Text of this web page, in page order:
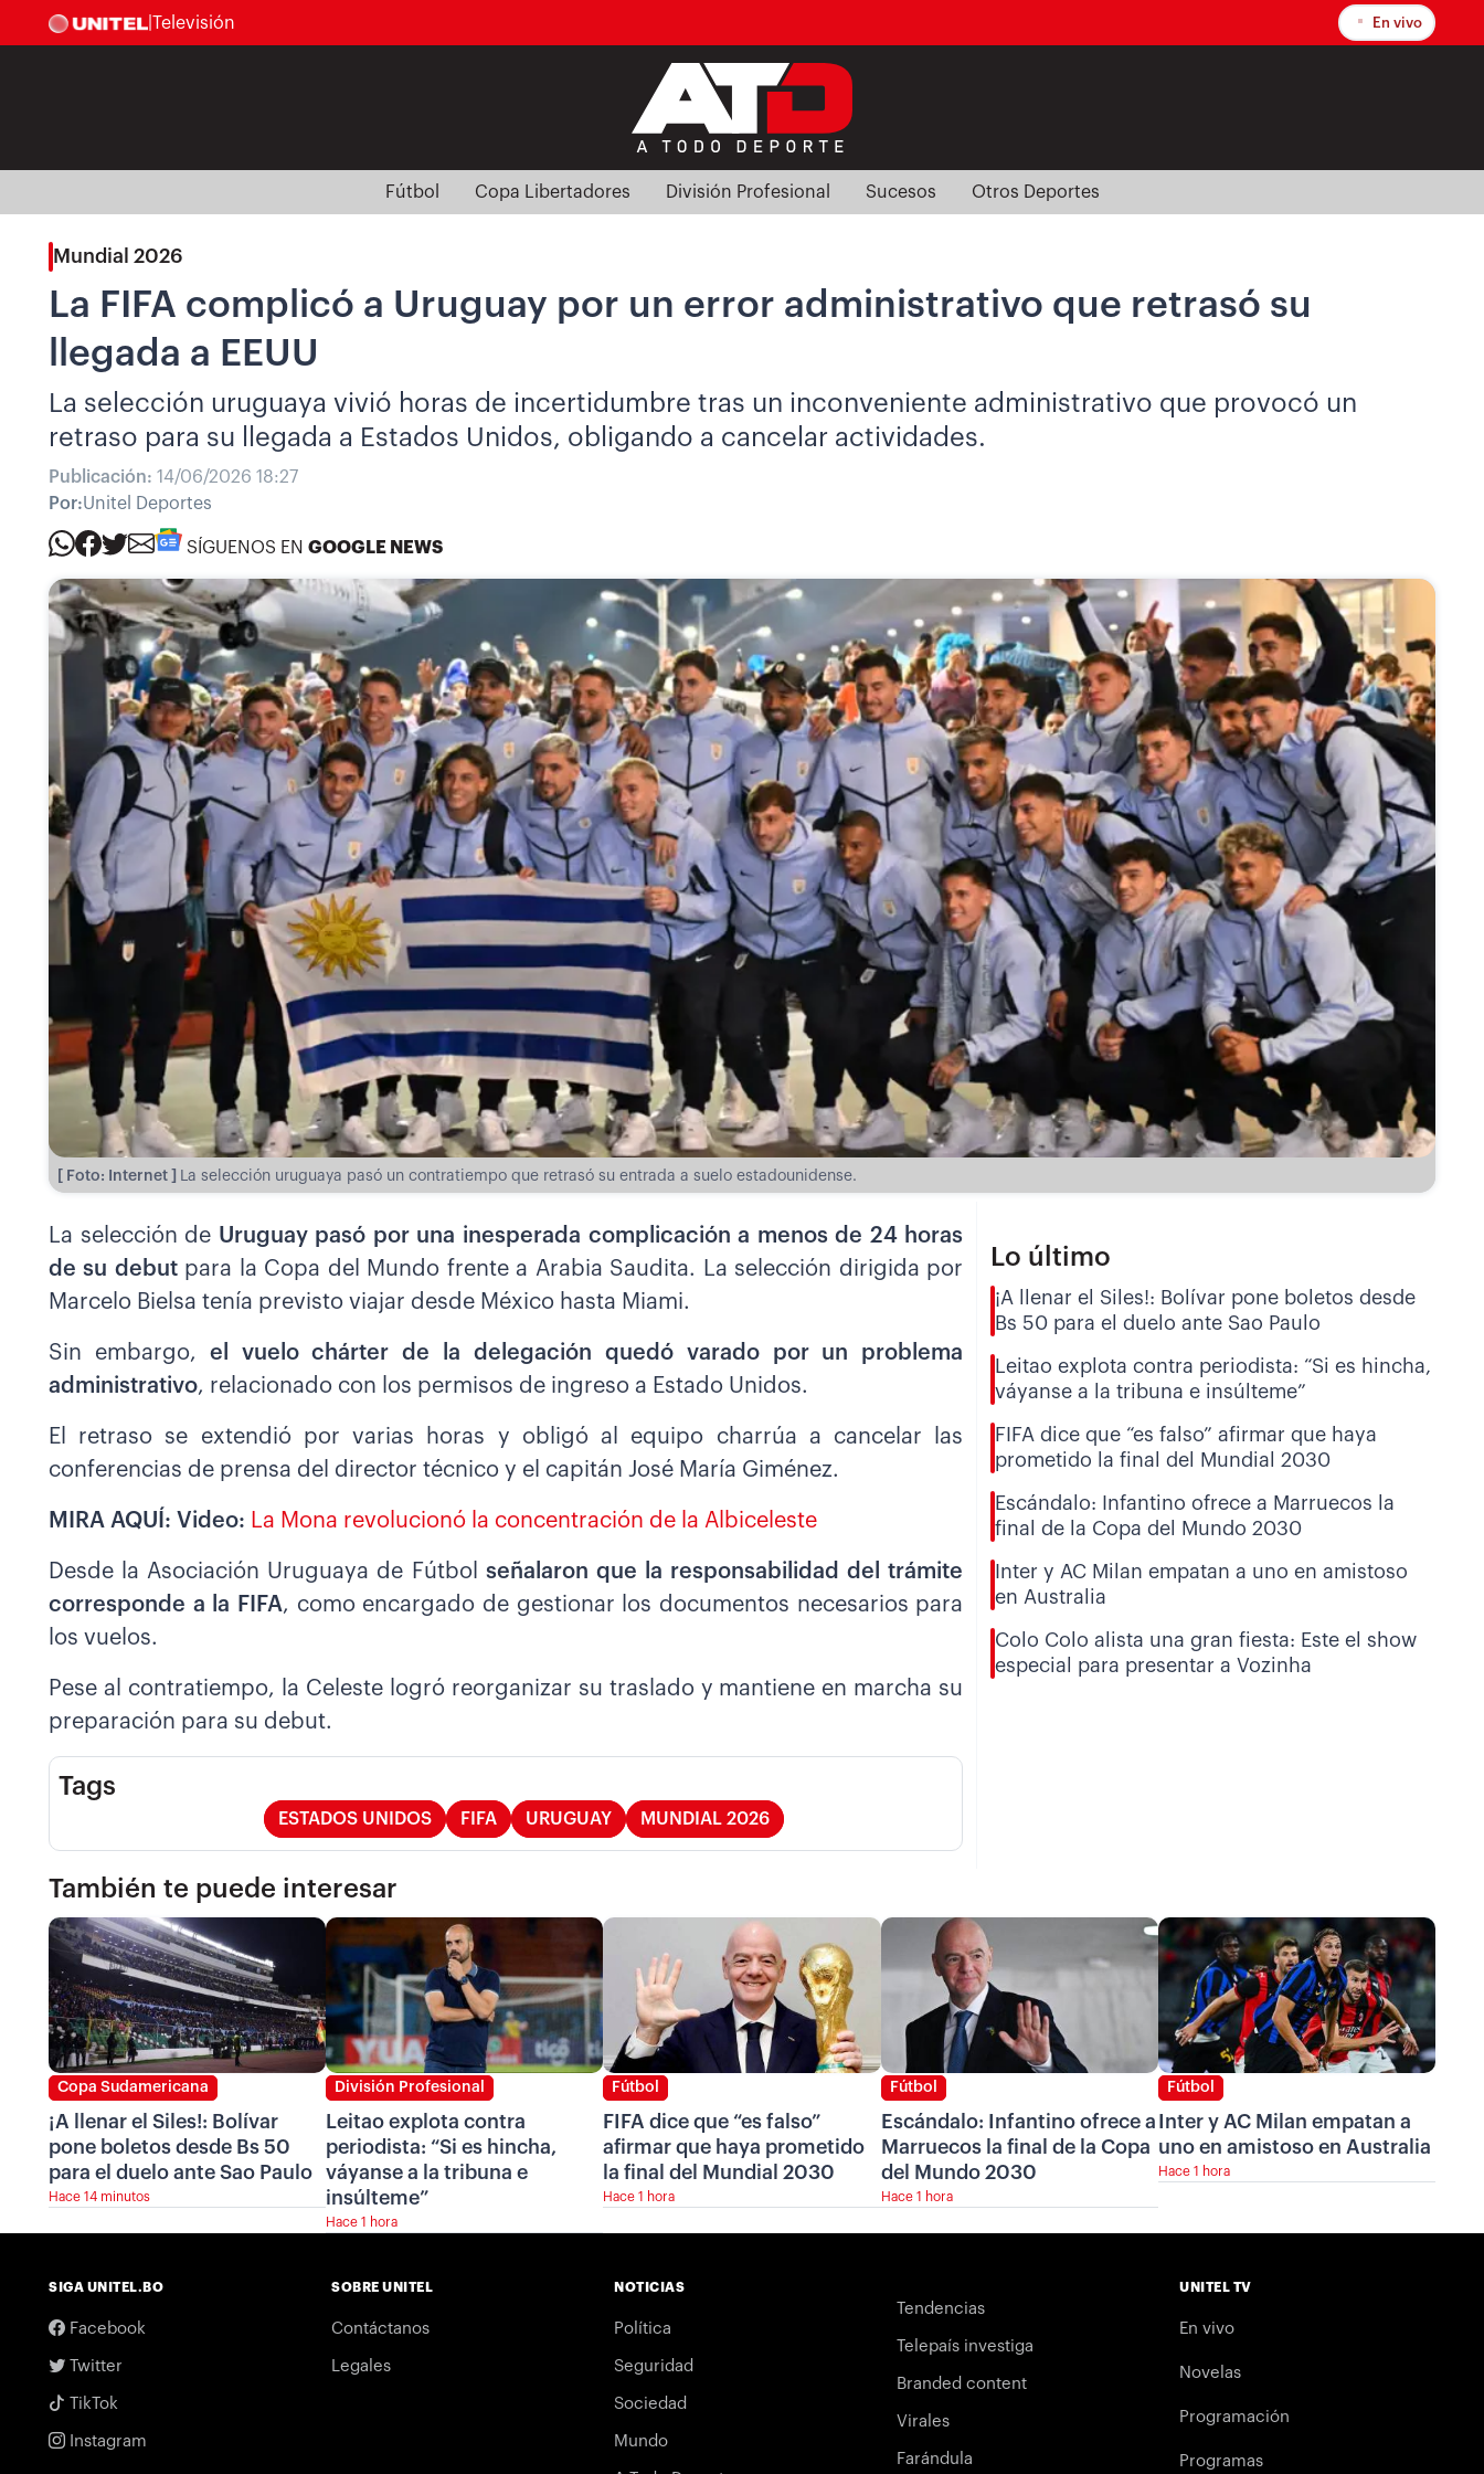
Televisión En vivo
Fútbol Copa Libertadores División Profesional Sucesos Otros Deportes
Mundial 2026
La FIFA complicó a Uruguay por un error administrativo que retrasó su
llegada a EEUU
La selección uruguaya vivió horas de incertidumbre tras un inconveniente administrativo que provocó un
retraso para su llegada a Estados Unidos, obligando a cancelar actividades.
Publicación: 14/06/2026 18:27
Por:Unitel Deportes
SÍGUENOS EN GOOGLE NEWS
[ Foto: Internet ] La selección uruguaya pasó un contratiempo que retrasó su entrada a suelo estadounidense.
La selección de Uruguay pasó por una inesperada complicación a menos de 24 horas
de su debutpara la Copa del Mundo frente a Arabia Saudita. La selección dirigida por
Marcelo Bielsa tenía previsto viajar desde México hasta Miami.
Sin embargo, el vuelo chárter de la delegación quedó varado por un problema
administrativo, relacionado con los permisos de ingreso a Estado Unidos.
El retraso se extendió por varias horas y obligó al equipo charrúa a cancelar las
conferencias de prensa del director técnico y el capitán José María Giménez.
MIRA AQUÍ: Video: La Mona revolucionó la concentración de la Albiceleste
Desde la Asociación Uruguaya de Fútbol señalaron que la responsabilidad del trámite
corresponde a la FIFA, como encargado de gestionar los documentos necesarios para
los vuelos.
Pese al contratiempo, la Celeste logró reorganizar su traslado y mantiene en marcha su
preparación para su debut.
Tags
ESTADOS UNIDOS FIFA URUGUAY MUNDIAL 2026
Lo último
¡A llenar el Siles!: Bolívar pone boletos desde
Bs 50 para el duelo ante Sao Paulo
Leitao explota contra periodista: “Si es hincha,
váyanse a la tribuna e insúlteme”
FIFA dice que “es falso” afirmar que haya
prometido la final del Mundial 2030
Escándalo: Infantino ofrece a Marruecos la
final de la Copa del Mundo 2030
Inter y AC Milan empatan a uno en amistoso
en Australia
Colo Colo alista una gran fiesta: Este el show
especial para presentar a Vozinha
También te puede interesar
Copa Sudamericana
¡A llenar el Siles!: Bolívar
pone boletos desde Bs 50
para el duelo ante Sao Paulo
Hace 14 minutos
División Profesional
Leitao explota contra
periodista: “Si es hincha,
váyanse a la tribuna e
insúlteme”
Hace 1 hora
Fútbol
FIFA dice que “es falso”
afirmar que haya prometido
la final del Mundial 2030
Hace 1 hora
Fútbol
Escándalo: Infantino ofrece a
Marruecos la final de la Copa
del Mundo 2030
Hace 1 hora
Fútbol
Inter y AC Milan empatan a
uno en amistoso en Australia
Hace 1 hora
SIGA UNITEL.BO
Facebook
Twitter
TikTok
Instagram
SOBRE UNITEL
Contáctanos
Legales
NOTICIAS
Política
Seguridad
Sociedad
Mundo
Tendencias
Telepaís investiga
Branded content
Virales
Farándula
UNITEL TV
En vivo
Novelas
Programación
Programas